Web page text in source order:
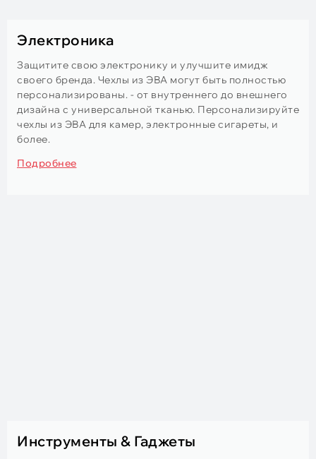
Электроника
Защитите свою электронику и улучшите имидж
своего бренда. Чехлы из ЭВА могут быть полностью
персонализированы. - от внутреннего до внешнего
дизайна с универсальной тканью. Персонализируйте
чехлы из ЭВА для камер, электронные сигареты, и
более.
Подробнее
Инструменты & Гаджеты